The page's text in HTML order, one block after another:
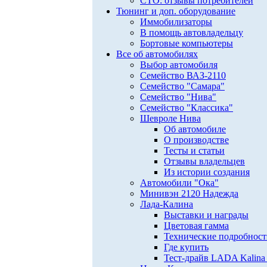
Тюнинг и доп. оборудование
Иммобилизаторы
В помощь автовладельцу
Бортовые компьютеры
Все об автомобилях
Выбор автомобиля
Семейство ВАЗ-2110
Семейство "Самара"
Семейство "Нива"
Семейство "Классика"
Шевроле Нива
Об автомобиле
О производстве
Тесты и статьи
Отзывы владельцев
Из истории создания
Автомобили "Ока"
Минивэн 2120 Надежда
Лада-Калина
Выставки и награды
Цветовая гамма
Технические
Где купить
Тест-драйв LADA Kalina